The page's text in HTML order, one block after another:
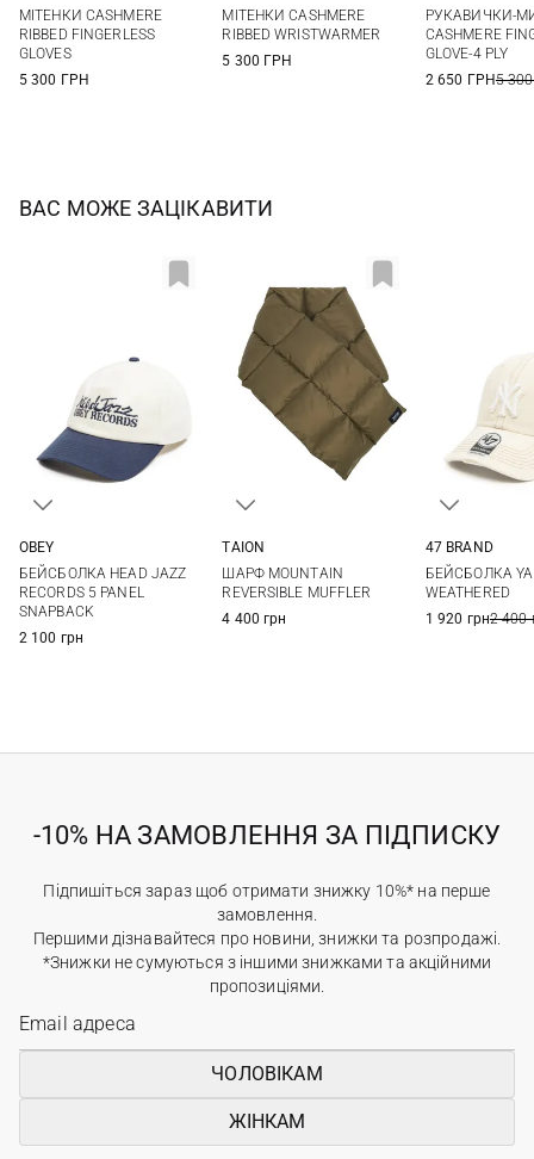
МІТЕНКИ CASHMERE
RIBBED FINGERLESS
GLOVES
5 300 ГРН
МІТЕНКИ CASHMERE
RIBBED WRISTWARMER
5 300 ГРН
РУКАВИЧКИ-
CASHMERE
GLOVE-4 PLY
2 650 ГРН5
ВАС МОЖЕ ЗАЦІКАВИТИ
OBEY
БЕЙСБОЛКА HEAD JAZZ
RECORDS 5 PANEL
SNAPBACK
2 100 грн
TAION
ШАРФ MOUNTAIN
REVERSIBLE MUFFLER
4 400 грн
47 BRAND
БЕЙСБОЛКА
WEATHERED
1 920 грн2 400
-10% НА ЗАМОВЛЕННЯ ЗА ПІДПИСКУ
Підпишіться зараз щоб отримати знижку 10%* на перше
замовлення.
Першими дізнавайтеся про новини, знижки та розпродажі.
*Знижки не сумуються з іншими знижками та акційними
пропозиціями.
ЧОЛОВІКАМ
ЖІНКАМ